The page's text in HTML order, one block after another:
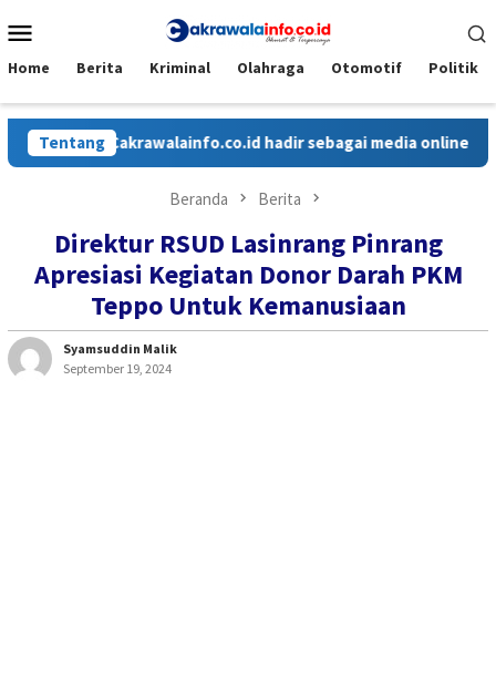
ke
Mobile
Home Berita Kriminal Olahraga Otomotif Politik
Tentang
Cakrawalainfo.co.id hadir sebagai media online yang
Beranda Berita
Direktur RSUD Lasinrang Pinrang
Apresiasi Kegiatan Donor Darah PKM
Teppo Untuk Kemanusiaan
Syamsuddin Malik
September 19, 2024